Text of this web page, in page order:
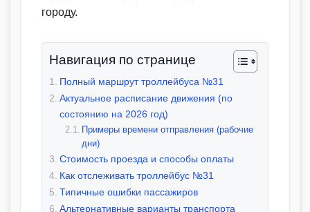
городу.
Навигация по странице
Полный маршрут троллейбуса №31
Актуальное расписание движения (по
состоянию на 2026 год)
Примеры времени отправления (рабочие
дни)
Стоимость проезда и способы оплаты
Как отслеживать троллейбус №31
Типичные ошибки пассажиров
Альтернативные варианты транспорта